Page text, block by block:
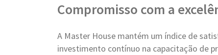
Compromisso com a
A Master House mantém um índice de
investimento contínuo na capacitação de